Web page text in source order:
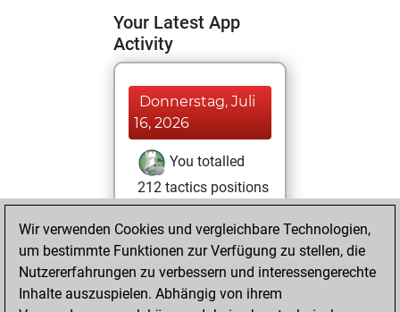
Your Latest App
Activity
Donnerstag, Juli
16, 2026
You totalled
212 tactics positions
Tactics
solved 172 tactics
positions
Wir verwenden Cookies und vergleichbare Technologien,
um bestimmte Funktionen zur Verfügung zu stellen, die
Nutzererfahrungen zu verbessern und interessengerechte
Inhalte auszuspielen. Abhängig von ihrem